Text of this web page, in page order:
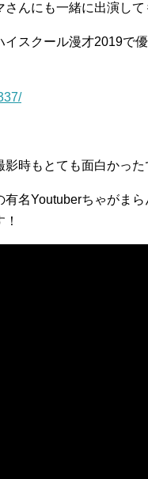
んにも一緒に出演して
スクール漫才2019で
時もとても面白かった
名Youtuberちゃがま